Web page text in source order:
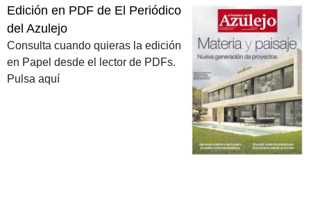
Edición en PDF de El Periódico
del Azulejo
Consulta cuando quieras la edición
en Papel desde el lector de PDFs.
Pulsa aquí